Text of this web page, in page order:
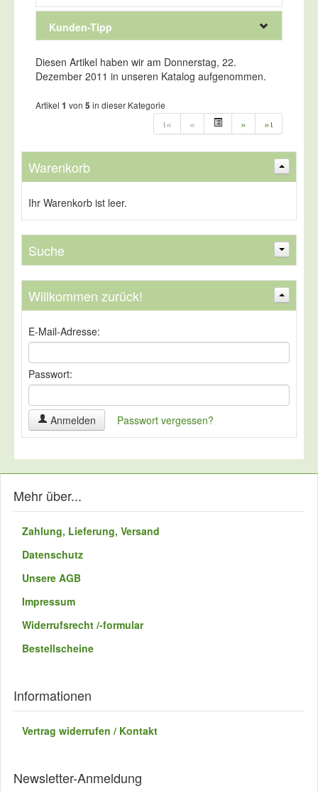
Kunden-Tipp
Kunden, die diesen Artikel
kauften, haben auch folgende
Artikel bestellt:
Flach Profil-Lineal
ab 13,27 EUR
( inkl. 19 % MwSt. zzgl.Versandkosten)
Diesen Artikel haben wir am Donnerstag, 22.
Dezember 2011 in unseren Katalog aufgenommen.
Artikel 1 von 5 in dieser Kategorie
ι« « » »ι
Warenkorb
Ihr Warenkorb ist leer.
Suche
Suchen Erweiterte Suche »
Willkommen zurück!
E-Mail-Adresse:
Passwort:
Anmelden Passwort vergessen?
Mehr über...
Zahlung, Lieferung, Versand
Datenschutz
Unsere AGB
Impressum
Widerrufsrecht /-formular
Bestellscheine
Informationen
Vertrag widerrufen / Kontakt
Newsletter-Anmeldung